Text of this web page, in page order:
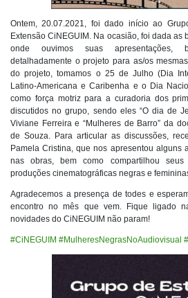
Ontem, 20.07.2021, foi dado início ao
Extensão CiNEGUIM. Na ocasião, foi dada as
onde ouvimos suas apresentações,
detalhadamente o projeto para as/os
do projeto, tomamos o 25 de Julho (Dia
Latino-Americana e Caribenha e o Dia
como força motriz para a curadoria dos
discutidos no grupo, sendo eles “O dia de
Viviane Ferreira e “Mulheres de Barro” da
de Souza. Para articular as discussões,
Pamela Cristina, que nos apresentou alguns
nas obras, bem como compartilhou seus
produções cinematográficas negras e
Agradecemos a presença de todes e
encontro no mês que vem. Fique ligado
novidades do CiNEGUIM não param!
#CiNEGUIM #MulheresNegrasNoAudiovisual